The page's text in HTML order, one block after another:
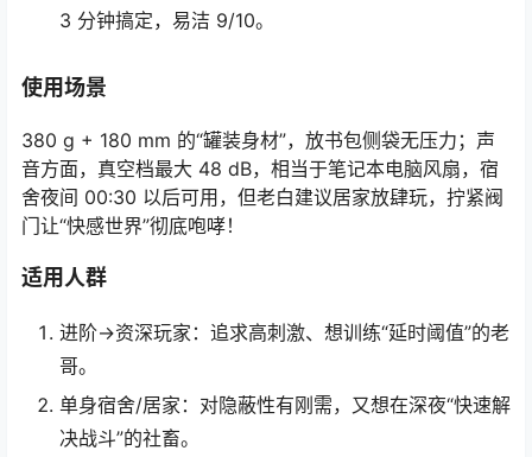
3 分钟搞定，易洁 9/10。
使用场景
380 g + 180 mm 的“罐装身材”，放书包侧袋无压力；声
音方面，真空档最大 48 dB，相当于笔记本电脑风扇，宿
舍夜间 00:30 以后可用，但老白建议居家放肆玩，拧紧阀
门让“快感世界”彻底咆哮！
适用人群
进阶→资深玩家：追求高刺激、想训练“延时阈值”的老
哥。
单身宿舍/居家：对隐蔽性有刚需，又想在深夜“快速解
决战斗”的社畜。